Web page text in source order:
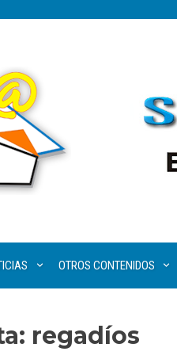
OTROS CONTENIDOS
regadíos